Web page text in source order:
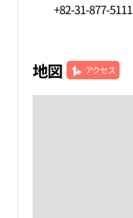
+82-31-877-5111
地図 アクセス